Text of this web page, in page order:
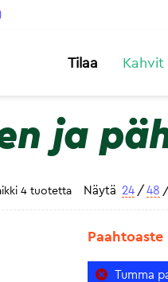
Tilaa Kahvit
ja
4 tuotetta Näytä 24 / 48 /
Paahtoaste
Tumma